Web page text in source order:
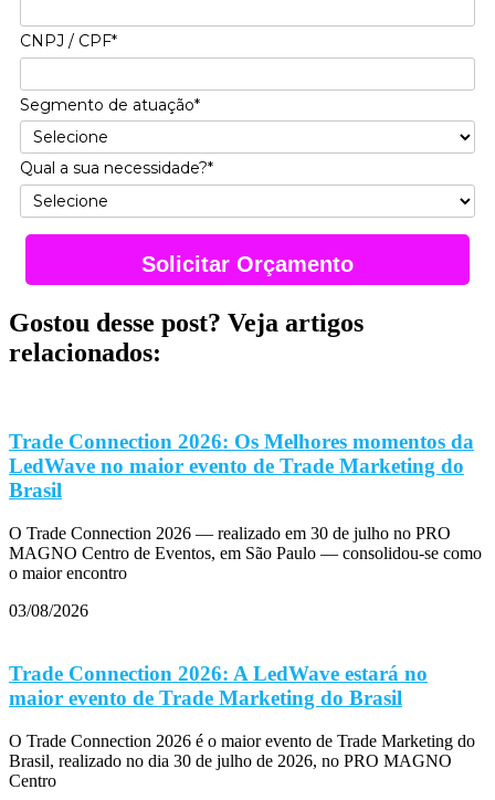
CNPJ / CPF*
Segmento de atuação*
Qual a sua necessidade?*
Solicitar Orçamento
Gostou desse post? Veja artigos
relacionados:
Trade Connection 2026: Os Melhores momentos da
LedWave no maior evento de Trade Marketing do
Brasil
O Trade Connection 2026 — realizado em 30 de julho no PRO
MAGNO Centro de Eventos, em São Paulo — consolidou-se como
o maior encontro
03/08/2026
Trade Connection 2026: A LedWave estará no
maior evento de Trade Marketing do Brasil
O Trade Connection 2026 é o maior evento de Trade Marketing do
Brasil, realizado no dia 30 de julho de 2026, no PRO MAGNO
Centro